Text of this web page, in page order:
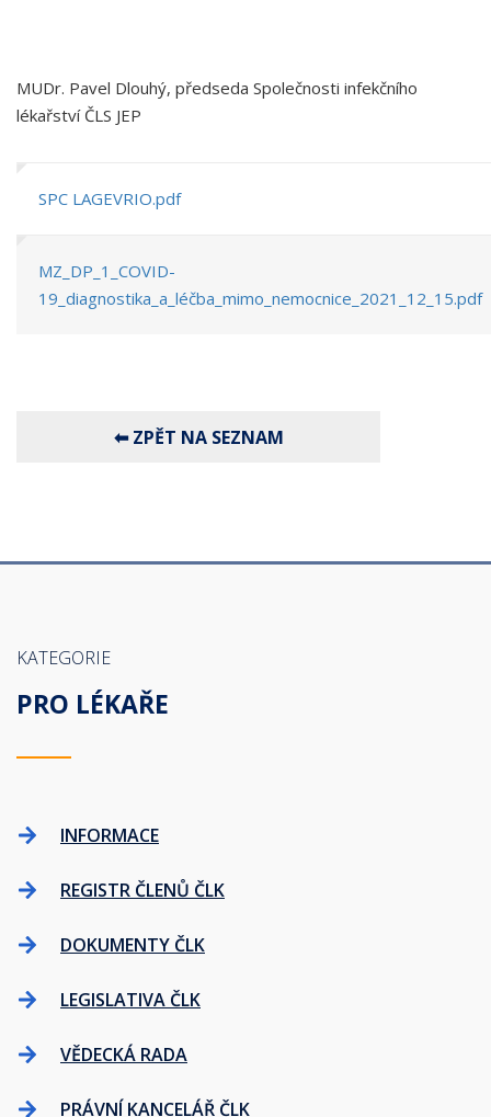
MUDr. Pavel Dlouhý, předseda Společnosti infekčního
lékařství ČLS JEP
SPC LAGEVRIO.pdf
MZ_DP_1_COVID-
19_diagnostika_a_léčba_mimo_nemocnice_2021_12_15.pdf
KATEGORIE
PRO LÉKAŘE
INFORMACE
REGISTR ČLENŮ ČLK
DOKUMENTY ČLK
LEGISLATIVA ČLK
VĚDECKÁ RADA
PRÁVNÍ KANCELÁŘ ČLK